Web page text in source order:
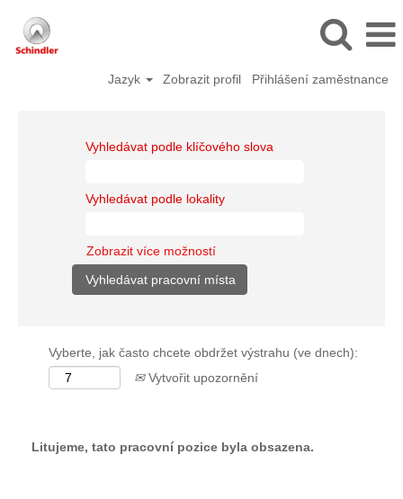
Jazyk Zobrazit profil Přihlášení zaměstnance
Vyhledávat podle klíčového slova
Vyhledávat podle lokality
Zobrazit více možností
Vyberte, jak často chcete obdržet výstrahu (ve dnech):
Vytvořit upozornění
Litujeme, tato pracovní pozice byla obsazena.